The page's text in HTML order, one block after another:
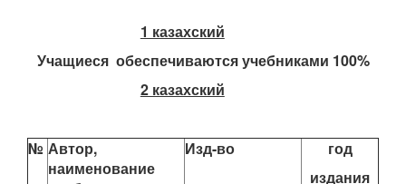
1 казахский
Учащиеся обеспечиваются учебниками 100%
2 казахский
№ Автор,
наименование
Изд-во
год
издания